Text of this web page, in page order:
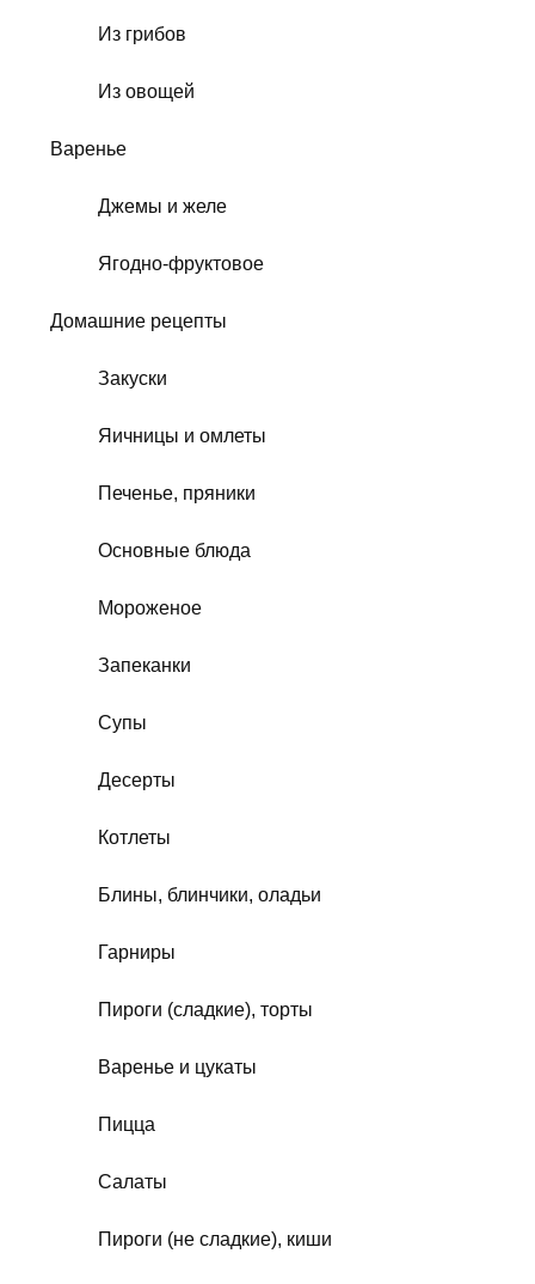
Из грибов
Из овощей
Варенье
Джемы и желе
Ягодно-фруктовое
Домашние рецепты
Закуски
Яичницы и омлеты
Печенье, пряники
Основные блюда
Мороженое
Запеканки
Супы
Десерты
Котлеты
Блины, блинчики, оладьи
Гарниры
Пироги (сладкие), торты
Варенье и цукаты
Пицца
Салаты
Пироги (не сладкие), киши